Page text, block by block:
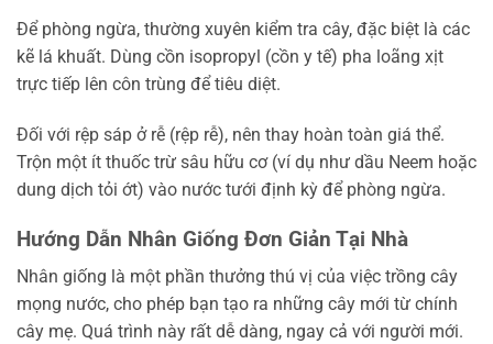
Để phòng ngừa, thường xuyên kiểm tra cây, đặc biệt là các
kẽ lá khuất. Dùng cồn isopropyl (cồn y tế) pha loãng xịt
trực tiếp lên côn trùng để tiêu diệt.
Đối với rệp sáp ở rễ (rệp rễ), nên thay hoàn toàn giá thể.
Trộn một ít thuốc trừ sâu hữu cơ (ví dụ như dầu Neem hoặc
dung dịch tỏi ớt) vào nước tưới định kỳ để phòng ngừa.
Hướng Dẫn Nhân Giống Đơn Giản Tại Nhà
Nhân giống là một phần thưởng thú vị của việc trồng cây
mọng nước, cho phép bạn tạo ra những cây mới từ chính
cây mẹ. Quá trình này rất dễ dàng, ngay cả với người mới.